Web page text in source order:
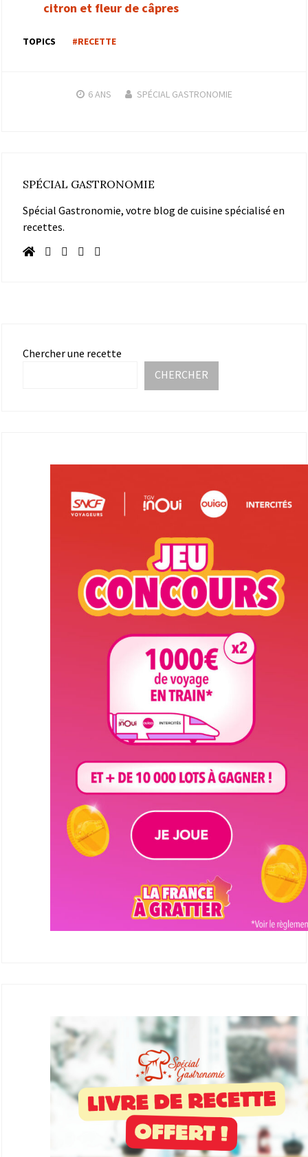
citron et fleur de câpres
TOPICS #RECETTE
6 ANS SPÉCIAL GASTRONOMIE
SPÉCIAL GASTRONOMIE
Spécial Gastronomie, votre blog de cuisine spécialisé en
recettes.
Chercher une recette
CHERCHER